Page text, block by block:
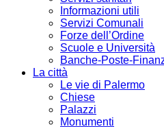
Informazioni utili
Servizi Comunali
Forze dell’Ordine
Scuole e Università
Banche-Poste-
La città
Le vie di Palermo
Chiese
Palazzi
Monumenti